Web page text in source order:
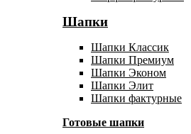
Шапки
Шапки Классик
Шапки Премиум
Шапки Эконом
Шапки Элит
Шапки фактурные
Готовые шапки